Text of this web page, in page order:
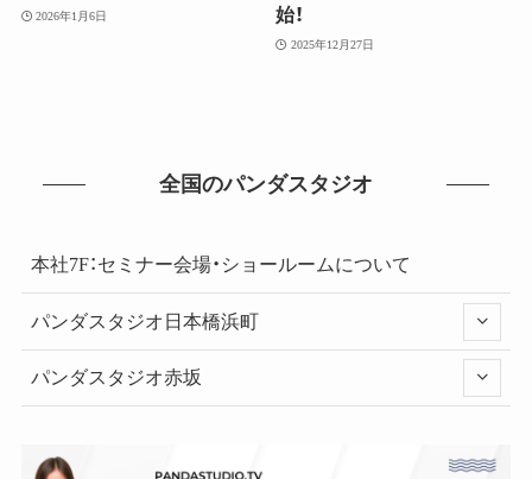
2026年1月6日
始！
2025年12月27日
全国のパンダスタジオ
本社7F：セミナー会場・ショールームについて
パンダスタジオ日本橋浜町
パンダスタジオ赤坂